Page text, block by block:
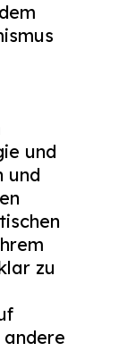
und
und
zu
andere